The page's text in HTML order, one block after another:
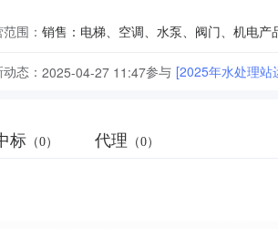
围：
态： 2025-04-27 11:47参与 [2025年水处理站
标 （0） 代理 （0）